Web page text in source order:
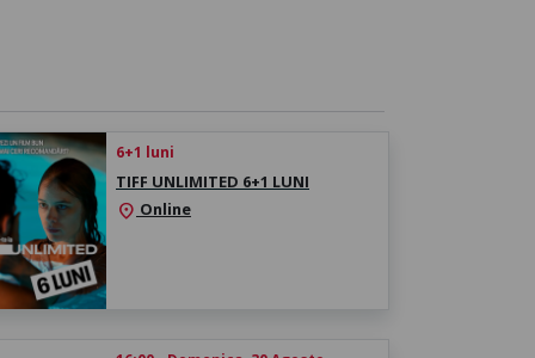
6+1 luni
TIFF UNLIMITED 6+1 LUNI
location_on Online